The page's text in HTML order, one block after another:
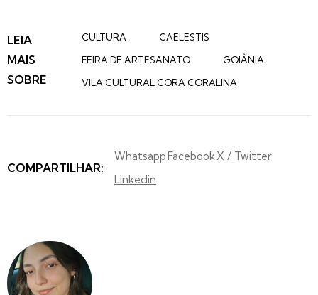
LEIA
MAIS
SOBRE
CULTURA
CAELESTIS
FEIRA DE ARTESANATO
GOIÂNIA
VILA CULTURAL CORA CORALINA
COMPARTILHAR:
Whatsapp FacebookX / Twitter
Linkedin